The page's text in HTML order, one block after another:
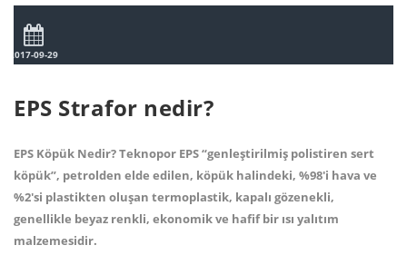
2017-09-29
EPS Strafor nedir?
EPS Köpük Nedir? Teknopor EPS “genleştirilmiş polistiren sert
köpük”, petrolden elde edilen, köpük halindeki, %98'i hava ve
%2'si plastikten oluşan termoplastik, kapalı gözenekli,
genellikle beyaz renkli, ekonomik ve hafif bir ısı yalıtım
malzemesidir.